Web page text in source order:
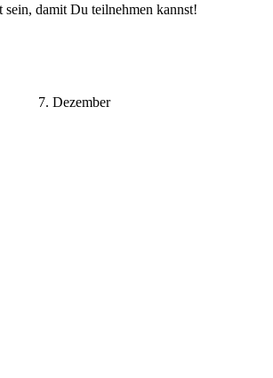
sein, damit Du teilnehmen kannst!
7. Dezember